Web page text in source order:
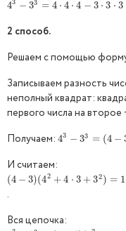
43 − 33 = 4 ⋅ 4 ⋅ 4 − 3 ⋅ 3 ⋅ 3
43 −3 3= 4⋅4⋅ 4 − 3 ⋅3 ⋅3=64− 27
2 способ.
Решаем с помощью
Записываем разность
неполный квадрат:
первого числа на второе
Получаем: 43 − 33 = (4 −
43 −3 3= 4−3) (4
И считаем:
(4 − 3)(42 +4 ⋅ 3 +32 ) = 1
(4 −3 )(42+ 4⋅3+ 3 2 )=1⋅(4 4+
.
Вся цепочка: